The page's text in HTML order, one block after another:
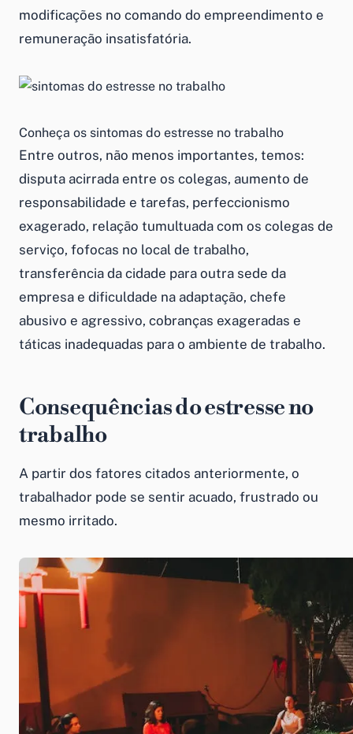
modificações no comando do empreendimento e
remuneração insatisfatória.
Conheça os sintomas do estresse no trabalho
Entre outros, não menos importantes, temos:
disputa acirrada entre os colegas, aumento de
responsabilidade e tarefas, perfeccionismo
exagerado, relação tumultuada com os colegas de
serviço, fofocas no local de trabalho,
transferência da cidade para outra sede da
empresa e dificuldade na adaptação, chefe
abusivo e agressivo, cobranças exageradas e
táticas inadequadas para o ambiente de trabalho.
Consequências do estresse no
trabalho
A partir dos fatores citados anteriormente, o
trabalhador pode se sentir acuado, frustrado ou
mesmo irritado.